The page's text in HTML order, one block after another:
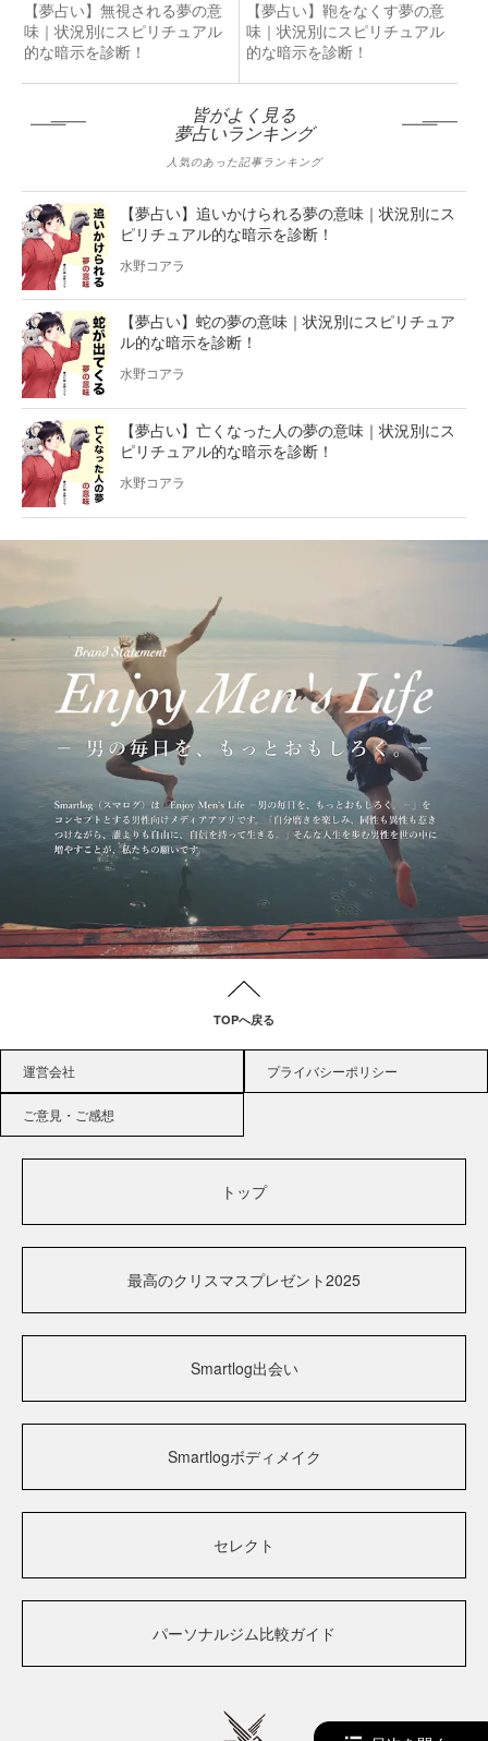
【夢占い】無視される夢の意
味｜状況別にスピリチュアル
的な暗示を診断！
【夢占い】鞄をなくす夢の意
味｜状況別にスピリチュアル
的な暗示を診断！
皆がよく見る
夢占いランキング
人気のあった記事ランキング
【夢占い】追いかけられる夢の意味｜状況別にス
ピリチュアル的な暗示を診断！
水野コアラ
【夢占い】蛇の夢の意味｜状況別にスピリチュア
ル的な暗示を診断！
水野コアラ
【夢占い】亡くなった人の夢の意味｜状況別にス
ピリチュアル的な暗示を診断！
水野コアラ
TOPへ戻る
運営会社 プライバシーポリシー
ご意見・ご感想
トップ
最高のクリスマスプレゼント2025
Smartlog出会い
Smartlogボディメイク
セレクト
パーソナルジム比較ガイド